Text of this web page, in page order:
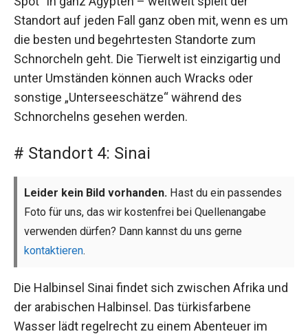
Standort auf jeden Fall ganz oben mit, wenn es um
die besten und begehrtesten Standorte zum
Schnorcheln geht. Die Tierwelt ist einzigartig und
unter Umständen können auch Wracks oder
sonstige „Unterseeschätze“ während des
Schnorchelns gesehen werden.
# Standort 4: Sinai
Leider kein Bild vorhanden. Hast du ein passendes
Foto für uns, das wir kostenfrei bei Quellenangabe
verwenden dürfen? Dann kannst du uns gerne
kontaktieren.
Die Halbinsel Sinai findet sich zwischen Afrika und
der arabischen Halbinsel. Das türkisfarbene
Wasser lädt regelrecht zu einem Abenteuer im